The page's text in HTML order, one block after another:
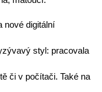
nové digitální
styl: pracovala
či v počítači. Také na